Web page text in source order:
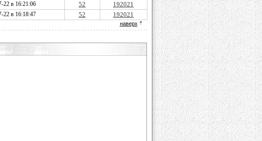
22 в 16:21:06 52 192021
22 в 16:18:47 52 192021
наверх